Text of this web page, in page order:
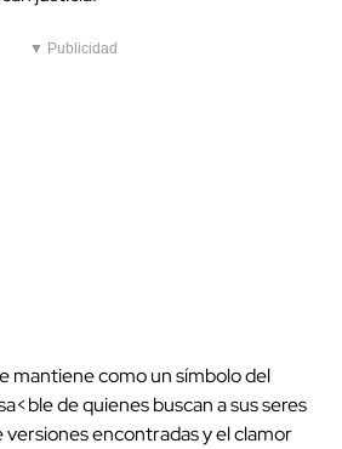
▼ Publicidad
mantiene como un símbolo del
de quienes buscan a sus seres
encontradas y el clamor